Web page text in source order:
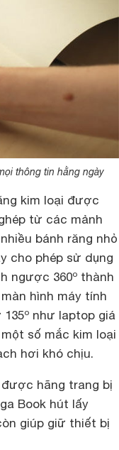
thông tin hằng ngày
kim loại được
từ các mảnh
bánh răng nhỏ
cho phép sử dụng
ngược 360º thành
hình máy tính
như laptop giá
số mắc kim loại
hơi khó chịu.
được hãng trang bị
Book hút lấy
giúp giữ thiết bị